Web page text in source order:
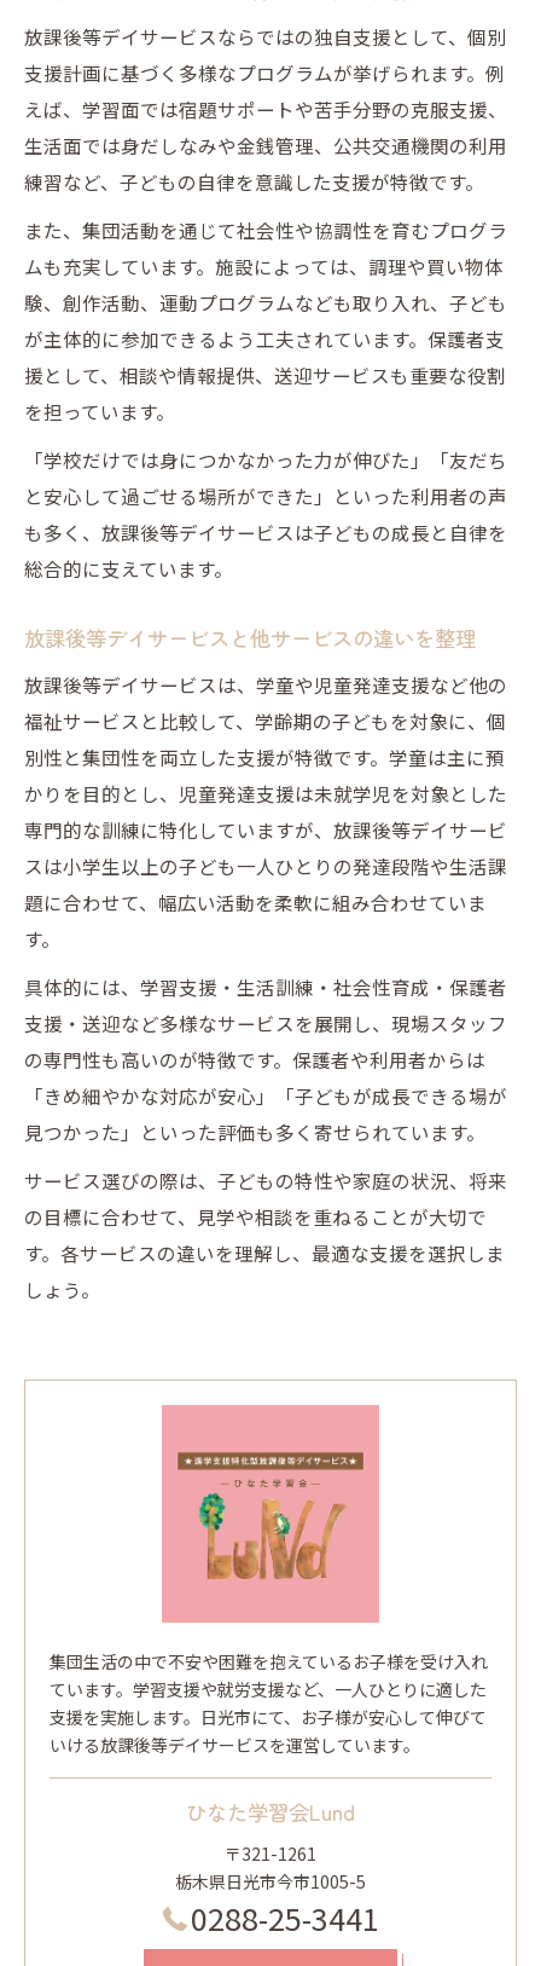
放課後等デイサービスならではの独自支援として、個別
支援計画に基づく多様なプログラムが挙げられます。例
えば、学習面では宿題サポートや苦手分野の克服支援、
生活面では身だしなみや金銭管理、公共交通機関の利用
練習など、子どもの自律を意識した支援が特徴です。
また、集団活動を通じて社会性や協調性を育むプログラ
ムも充実しています。施設によっては、調理や買い物体
験、創作活動、運動プログラムなども取り入れ、子ども
が主体的に参加できるよう工夫されています。保護者支
援として、相談や情報提供、送迎サービスも重要な役割
を担っています。
「学校だけでは身につかなかった力が伸びた」「友だち
と安心して過ごせる場所ができた」といった利用者の声
も多く、放課後等デイサービスは子どもの成長と自律を
総合的に支えています。
放課後等デイサービスと他サービスの違いを整理
放課後等デイサービスは、学童や児童発達支援など他の
福祉サービスと比較して、学齢期の子どもを対象に、個
別性と集団性を両立した支援が特徴です。学童は主に預
かりを目的とし、児童発達支援は未就学児を対象とした
専門的な訓練に特化していますが、放課後等デイサービ
スは小学生以上の子ども一人ひとりの発達段階や生活課
題に合わせて、幅広い活動を柔軟に組み合わせていま
す。
具体的には、学習支援・生活訓練・社会性育成・保護者
支援・送迎など多様なサービスを展開し、現場スタッフ
の専門性も高いのが特徴です。保護者や利用者からは
「きめ細やかな対応が安心」「子どもが成長できる場が
見つかった」といった評価も多く寄せられています。
サービス選びの際は、子どもの特性や家庭の状況、将来
の目標に合わせて、見学や相談を重ねることが大切で
す。各サービスの違いを理解し、最適な支援を選択しま
しょう。
集団生活の中で不安や困難を抱えているお子様を受け入れ
ています。学習支援や就労支援など、一人ひとりに適した
支援を実施します。日光市にて、お子様が安心して伸びて
いける放課後等デイサービスを運営しています。
ひなた学習会Lund
〒321-1261
栃木県日光市今市1005-5
0288-25-3441